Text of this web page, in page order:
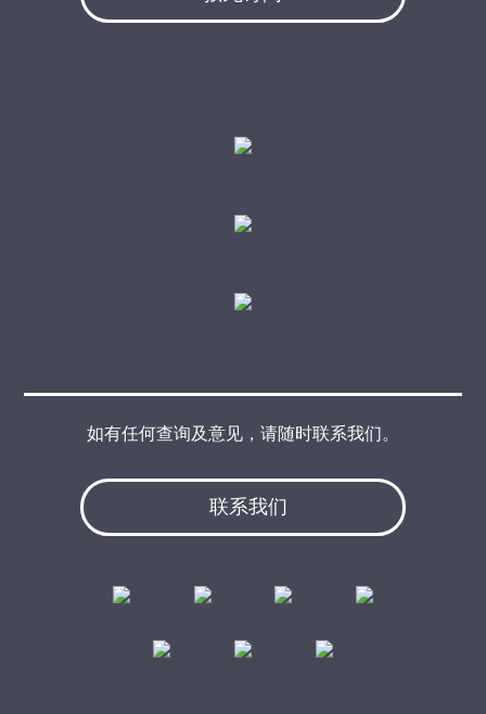
联系我们
如有任何查询及意见，请随时联系我们。